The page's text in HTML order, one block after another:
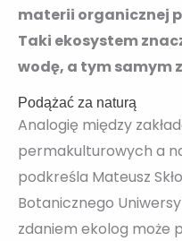
materii organicznej
Taki ekosystem
wodę, a tym samym
Podążać za naturą
Analogię między
permakulturowych a
podkreśla Mateusz
Botanicznego
zdaniem ekolog może